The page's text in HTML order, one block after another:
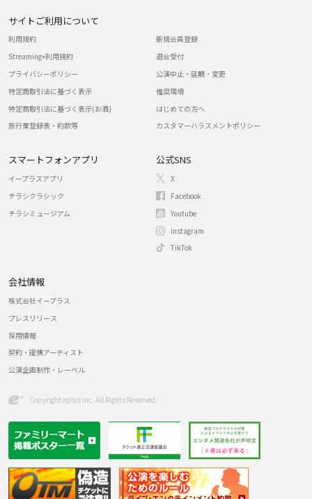
サイトご利用について
利用規約
Streaming+利用規約
プライバシーポリシー
特定商取引法に基づく表示
特定商取引法に基づく表示(お酒)
旅行業登録表・約款等
新規会員登録
退会受付
公演中止・延期・変更
推奨環境
はじめての方へ
カスタマーハラスメントポリシー
スマートフォンアプリ
イープラスアプリ
チラシクラシック
チラシミュージアム
公式SNS
X
Facebook
Youtube
Instagram
TikTok
会社情報
株式会社イープラス
プレスリリース
採用情報
契約・提携アーティスト
公演企画制作・レーベル
Copyright eplus inc. All Rights Reserved.